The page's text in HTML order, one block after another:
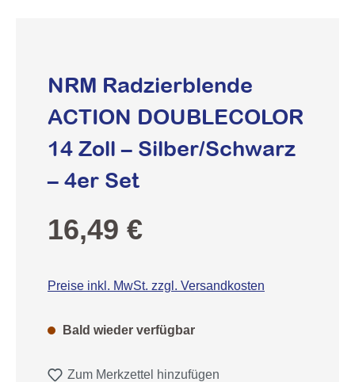
NRM Radzierblende
ACTION DOUBLECOLOR
14 Zoll – Silber/Schwarz
– 4er Set
Regulärer Preis:
16,49 €
Preise inkl. MwSt. zzgl. Versandkosten
Bald wieder verfügbar
Zum Merkzettel hinzufügen